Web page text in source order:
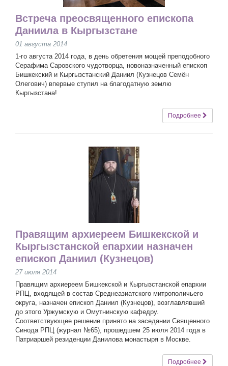
Встреча преосвященного епископа
Даниила в Кыргызстане
01 августа 2014
1-го августа 2014 года, в день обретения мощей преподобного
Серафима Саровского чудотворца, новоназначенный епископ
Бишкекский и Кыргызстанский Даниил (Кузнецов Семён
Олегович) впервые ступил на благодатную землю
Кыргызстана!
Подробнее
Правящим архиереем Бишкекской и
Кыргызстанской епархии назначен
епископ Даниил (Кузнецов)
27 июля 2014
Правящим архиереем Бишкекской и Кыргызстанской епархии
РПЦ, входящей в состав Среднеазиатского митрополичьего
округа, назначен епископ Даниил (Кузнецов), возглавлявший
до этого Уржумскую и Омутнинскую кафедру.
Соответствующее решение принято на заседании Священного
Синода РПЦ (журнал №65), прошедшем 25 июля 2014 года в
Патриаршей резиденции Данилова монастыря в Москве.
Подробнее